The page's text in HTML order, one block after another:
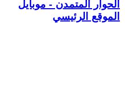
الحوار المتمدن - موبايل
الموقع الرئيسي